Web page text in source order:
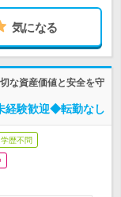
気になる
な資産価値と安全を守
経験歓迎◆転勤なし
学歴不問